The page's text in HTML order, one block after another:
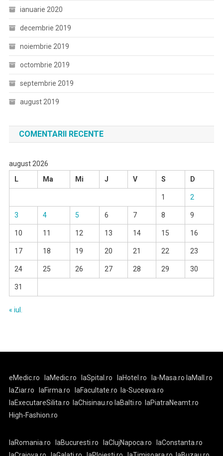
ianuarie 2020
decembrie 2019
noiembrie 2019
octombrie 2019
septembrie 2019
august 2019
COMENTARII RECENTE
august 2026
L
Ma Mi J V S D
1 2
3 4 5 6 7 8 9
10 11 12 13 14 15 16
17 18 19 20 21 22 23
24 25 26 27 28 29 30
31
« iul.
eMedic.ro laMedic.ro laSpital.ro laHotel.ro la-Masa.ro laMall.ro
laZiar.ro
laFirma.ro laFacultate.ro la-Suceava.ro
laExecutareSilita.ro laChisinau.ro laBalti.ro laPiatraNeamt.ro
High-Fashion.ro
laRomania.ro laBucuresti.ro laClujNapoca.ro
laConstanta.ro